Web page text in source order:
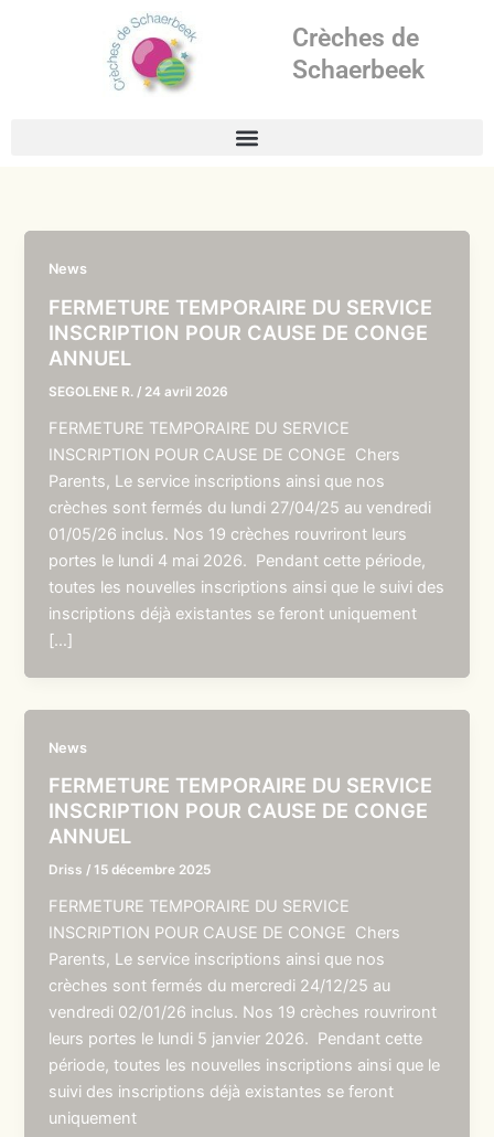
Crèches de
Schaerbeek
News
FERMETURE TEMPORAIRE DU SERVICE
INSCRIPTION POUR CAUSE DE CONGE
ANNUEL
SEGOLENE R. / 24 avril 2026
FERMETURE TEMPORAIRE DU SERVICE
INSCRIPTION POUR CAUSE DE CONGE Chers
Parents, Le service inscriptions ainsi que nos
crèches sont fermés du lundi 27/04/25 au vendredi
01/05/26 inclus. Nos 19 crèches rouvriront leurs
portes le lundi 4 mai 2026. Pendant cette période,
toutes les nouvelles inscriptions ainsi que le suivi des
inscriptions déjà existantes se feront uniquement
[…]
News
FERMETURE TEMPORAIRE DU SERVICE
INSCRIPTION POUR CAUSE DE CONGE
ANNUEL
Driss /15 décembre 2025
FERMETURE TEMPORAIRE DU SERVICE
INSCRIPTION POUR CAUSE DE CONGE Chers
Parents, Le service inscriptions ainsi que nos
crèches sont fermés du mercredi 24/12/25 au
vendredi 02/01/26 inclus. Nos 19 crèches rouvriront
leurs portes le lundi 5 janvier 2026. Pendant cette
période, toutes les nouvelles inscriptions ainsi que le
suivi des inscriptions déjà existantes se feront
uniquement